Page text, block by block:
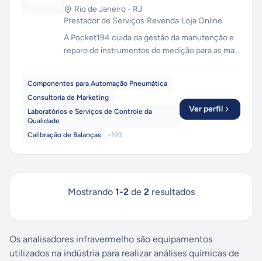
Rio de Janeiro - RJ
Prestador de Serviços·Revenda·Loja Online
A Pocket194 cuida da gestão da manutenção e
reparo de instrumentos de medição para as mais
na Calibração e Reparo de: Manômetros Digitais
e Analógicos, Manovacuômetro, Transmissores,
Controladores, Pressostatos, Válvulas,
etc.
Componentes para Automação Pneumática
Consultoria de Marketing
Laboratórios e Serviços de Controle da
Qualidade
Calibração de Balanças
+193
Ver perfil
Mostrando 1-2de 2resultados
Os analisadores infravermelho são equipamentos
utilizados na indústria para realizar análises químicas de